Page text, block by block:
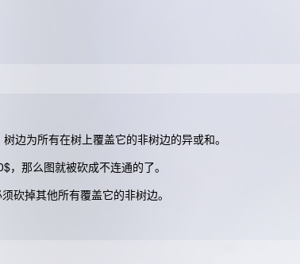
边为所有在树上覆盖它的非树边的异或和。
那么图就被砍成不连通的了。
砍掉其他所有覆盖它的非树边。